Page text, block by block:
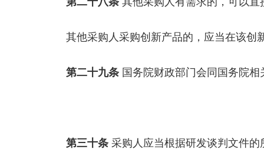
其他采购人采购创新产品的，应当在该创
第二十九条 国务院财政部门会同国务院
第三十条 采购人应当根据研发谈判文件